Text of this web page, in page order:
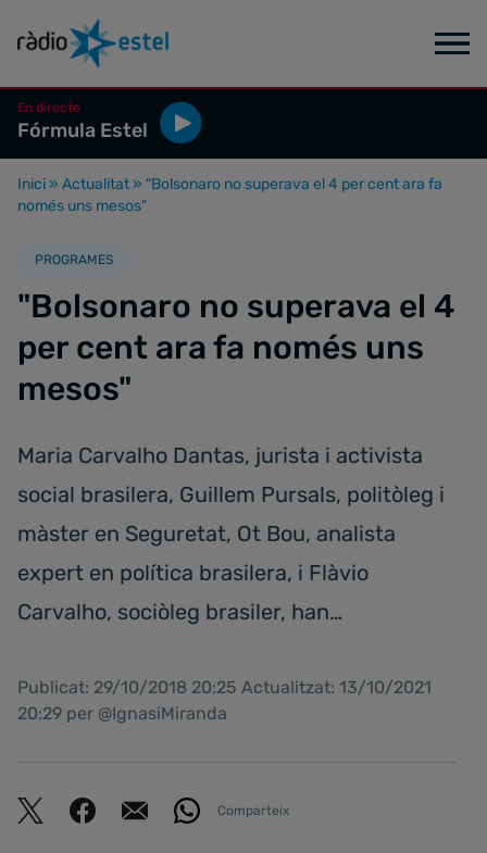
En directe
Fórmula Estel
Inici » Actualitat » "Bolsonaro no superava el 4 per cent ara fa
només uns mesos"
PROGRAMES
"Bolsonaro no superava el 4
per cent ara fa només uns
mesos"
Maria Carvalho Dantas, jurista i activista
social brasilera, Guillem Pursals, politòleg i
màster en Seguretat, Ot Bou, analista
expert en política brasilera, i Flàvio
Carvalho, sociòleg brasiler, han…
Publicat: 29/10/2018 20:25 Actualitzat: 13/10/2021
20:29 per @IgnasiMiranda
Comparteix